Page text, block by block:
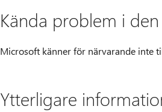
Kända problem i
Microsoft känner för närvarande inte
Ytterligare